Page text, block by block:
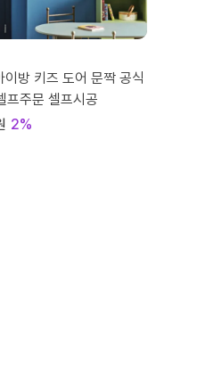
이방 키즈 도어 문짝 공식
프주문 셀프시공
2%